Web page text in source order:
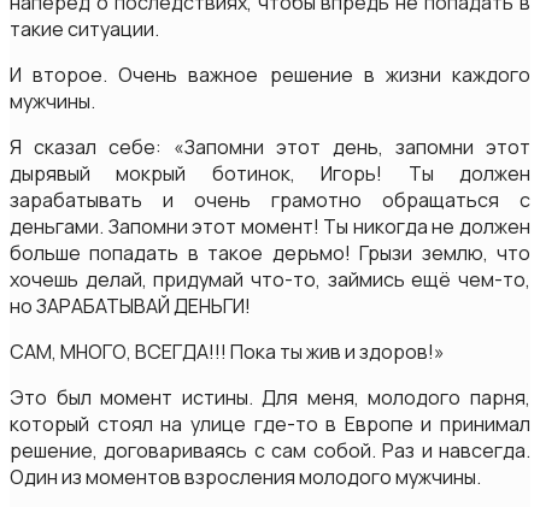
такие ситуации.
И второе. Очень важное решение в жизни каждого
мужчины.
Я сказал себе: «Запомни этот день, запомни этот
дырявый мокрый ботинок, Игорь! Ты должен
зарабатывать и очень грамотно обращаться с
деньгами. Запомни этот момент! Ты никогда не должен
больше попадать в такое дерьмо! Грызи землю, что
хочешь делай, придумай что-то, займись ещё чем-то,
но ЗАРАБАТЫВАЙ ДЕНЬГИ!
САМ, МНОГО, ВСЕГДА!!! Пока ты жив и здоров!»
Это был момент истины. Для меня, молодого парня,
который стоял на улице где-то в Европе и принимал
решение, договариваясь с сам собой. Раз и навсегда.
Один из моментов взросления молодого мужчины.